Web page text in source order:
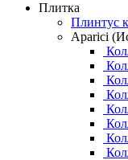
Плитка
Плинтус
Aparici